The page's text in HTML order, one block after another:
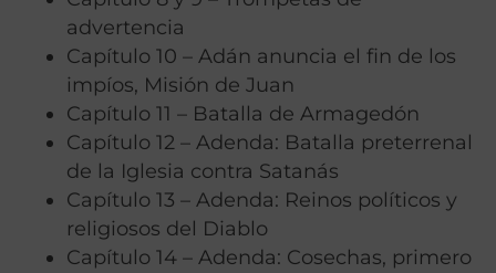
advertencia
Capítulo 10 – Adán anuncia el fin de los
impíos, Misión de Juan
Capítulo 11 – Batalla de Armagedón
Capítulo 12 – Adenda: Batalla preterrenal
de la Iglesia contra Satanás
Capítulo 13 – Adenda: Reinos políticos y
religiosos del Diablo
Capítulo 14 – Adenda: Cosechas, primero